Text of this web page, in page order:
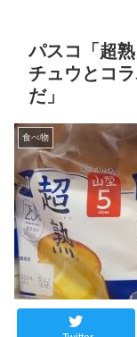
パスコ「超
チュウとコ
だ」
食べ物